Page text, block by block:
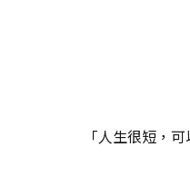
「人生很短，